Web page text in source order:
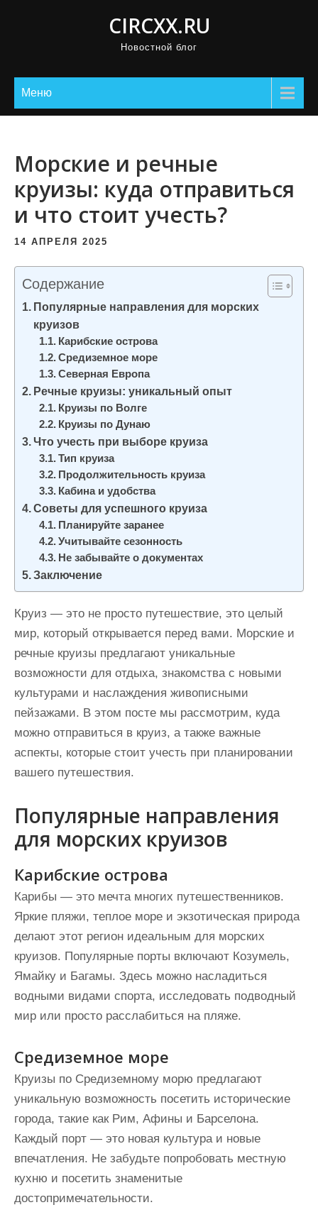
CIRCXX.RU
Новостной блог
Меню
Морские и речные
круизы: куда отправиться
и что стоит учесть?
14 АПРЕЛЯ 2025
Содержание
Популярные направления для морских
круизов
Карибские острова
Средиземное море
Северная Европа
Речные круизы: уникальный опыт
Круизы по Волге
Круизы по Дунаю
Что учесть при выборе круиза
Тип круиза
Продолжительность круиза
Кабина и удобства
Советы для успешного круиза
Планируйте заранее
Учитывайте сезонность
Не забывайте о документах
Заключение
Круиз — это не просто путешествие, это целый
мир, который открывается перед вами. Морские и
речные круизы предлагают уникальные
возможности для отдыха, знакомства с новыми
культурами и наслаждения живописными
пейзажами. В этом посте мы рассмотрим, куда
можно отправиться в круиз, а также важные
аспекты, которые стоит учесть при планировании
вашего путешествия.
Популярные направления
для морских круизов
Карибские острова
Карибы — это мечта многих путешественников.
Яркие пляжи, теплое море и экзотическая природа
делают этот регион идеальным для морских
круизов. Популярные порты включают Козумель,
Ямайку и Багамы. Здесь можно насладиться
водными видами спорта, исследовать подводный
мир или просто расслабиться на пляже.
Средиземное море
Круизы по Средиземному морю предлагают
уникальную возможность посетить исторические
города, такие как Рим, Афины и Барселона.
Каждый порт — это новая культура и новые
впечатления. Не забудьте попробовать местную
кухню и посетить знаменитые
достопримечательности.